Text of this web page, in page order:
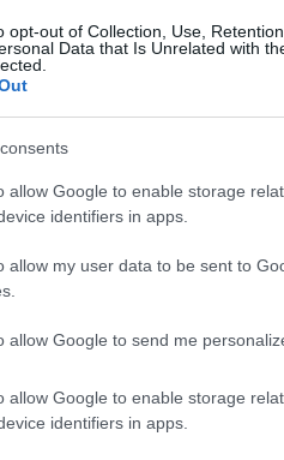
opt-out of Collection, Use,
Data that Is Unrelated with
allow Google to enable storage
identifiers in apps.
allow my user data to be sent to
allow Google to send me
allow Google to enable storage
identifiers in apps.
nella sezione